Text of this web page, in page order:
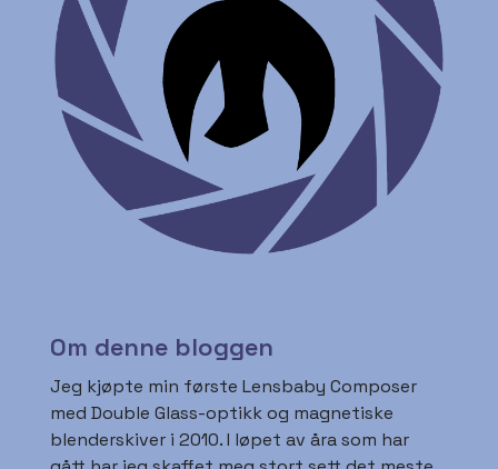
Om denne bloggen
Jeg kjøpte min første Lensbaby Composer
med Double Glass-optikk og magnetiske
blenderskiver i 2010. I løpet av åra som har